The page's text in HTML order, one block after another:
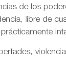
de los
libre de